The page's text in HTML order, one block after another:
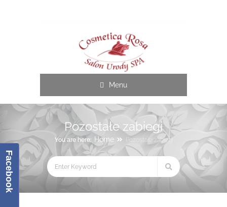
Menu
Pozostałe zabiegi
You are here: Home Pozostałe zabiegi
Facebook